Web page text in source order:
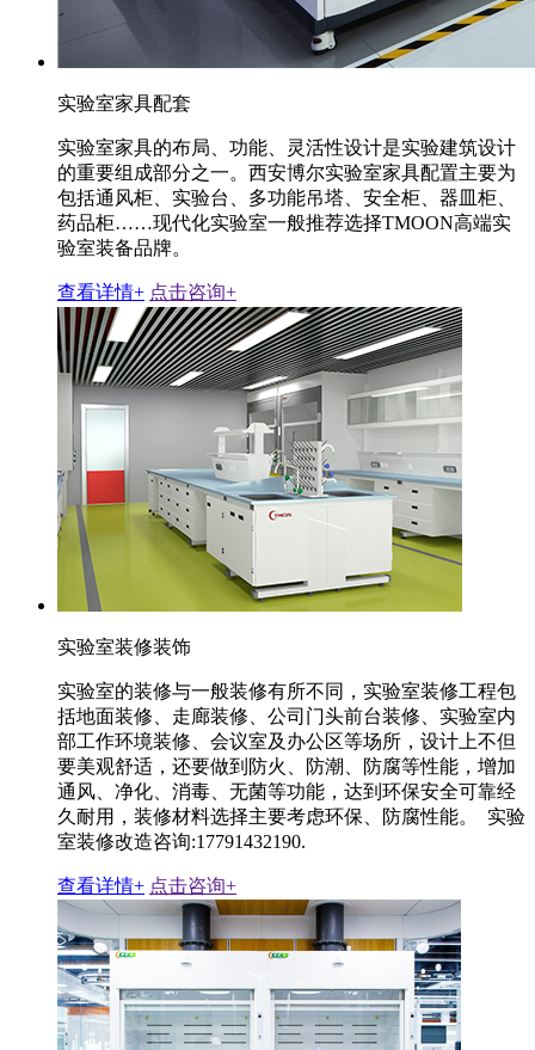
实验室家具配套
实验室家具的布局、功能、灵活性设计是实验建筑设计
的重要组成部分之一。西安博尔实验室家具配置主要为
包括通风柜、实验台、多功能吊塔、安全柜、器皿柜、
药品柜……现代化实验室一般推荐选择TMOON高端实
验室装备品牌。
查看详情+ 点击咨询+
实验室装修装饰
实验室的装修与一般装修有所不同，实验室装修工程包
括地面装修、走廊装修、公司门头前台装修、实验室内
部工作环境装修、会议室及办公区等场所，设计上不但
要美观舒适，还要做到防火、防潮、防腐等性能，增加
通风、净化、消毒、无菌等功能，达到环保安全可靠经
久耐用，装修材料选择主要考虑环保、防腐性能。 实验
室装修改造咨询:17791432190.
查看详情+ 点击咨询+